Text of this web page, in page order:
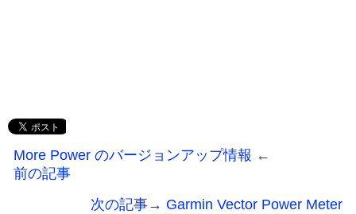
More Power のバージョンアップ情報 ←
前の記事
次の記事→ Garmin Vector Power Meter